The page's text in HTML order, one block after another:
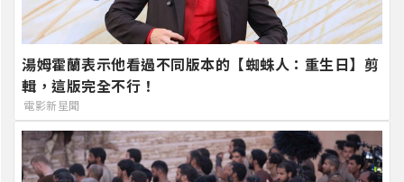
湯姆霍蘭表示他看過不同版本的【蜘蛛人：重生日】剪
輯，這版完全不行！
電影新星聞